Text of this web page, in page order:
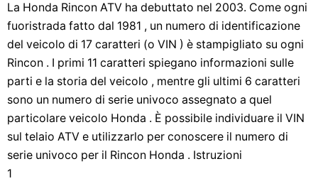
La Honda Rincon ATV ha debuttato nel 2003. Come ogni
fuoristrada fatto dal 1981 , un numero di identificazione
del veicolo di 17 caratteri (o VIN ) è stampigliato su ogni
Rincon . I primi 11 caratteri spiegano informazioni sulle
parti e la storia del veicolo , mentre gli ultimi 6 caratteri
sono un numero di serie univoco assegnato a quel
particolare veicolo Honda . È possibile individuare il VIN
sul telaio ATV e utilizzarlo per conoscere il numero di
serie univoco per il Rincon Honda . Istruzioni
1